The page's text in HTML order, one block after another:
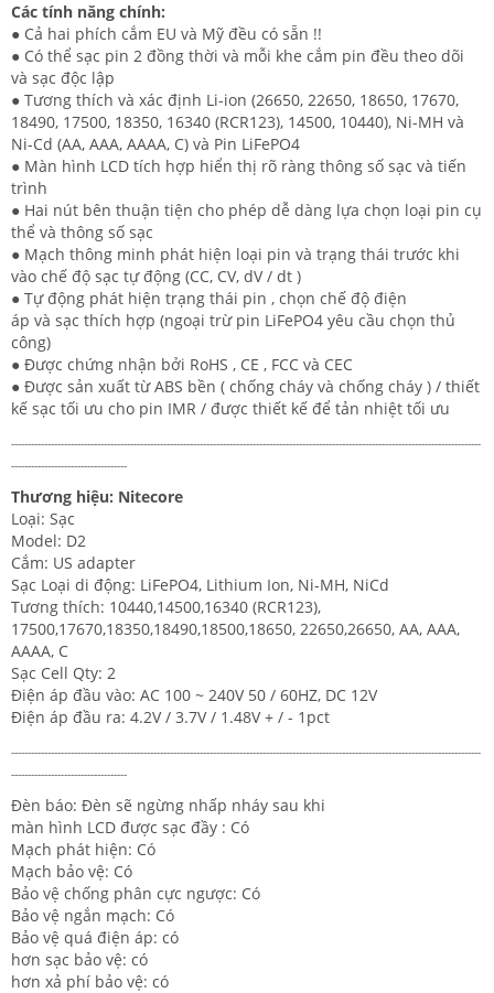
Các tính năng chính:
● Cả hai phích cắm EU và Mỹ đều có sẵn !!
● Có thể sạc pin 2 đồng thời và mỗi khe cắm pin đều theo dõi
và sạc độc lập
● Tương thích và xác định Li-ion (26650, 22650, 18650, 17670,
18490, 17500, 18350, 16340 (RCR123), 14500, 10440), Ni-MH và
Ni-Cd (AA, AAA, AAAA, C) và Pin LiFePO4
● Màn hình LCD tích hợp hiển thị rõ ràng thông số sạc và tiến
trình
● Hai nút bên thuận tiện cho phép dễ dàng lựa chọn loại pin cụ
thể và thông số sạc
● Mạch thông minh phát hiện loại pin và trạng thái trước khi
vào chế độ sạc tự động (CC, CV, dV / dt )
● Tự động phát hiện trạng thái pin , chọn chế độ điện
áp và sạc thích hợp (ngoại trừ pin LiFePO4 yêu cầu chọn thủ
công)
● Được chứng nhận bởi RoHS , CE , FCC và CEC
● Được sản xuất từ ​​ABS bền ( chống cháy và chống cháy ) / thiết
kế sạc tối ưu cho pin IMR / được thiết kế để tản nhiệt tối ưu
----------------------------------------------------------------------------------------------------------------------------------------------
-----------------------------------
Thương hiệu: Nitecore
Loại: Sạc
Model: D2
Cắm: US adapter
Sạc Loại di động: LiFePO4, Lithium Ion, Ni-MH, NiCd
Tương thích: 10440,14500,16340 (RCR123),
17500,17670,18350,18490,18500,18650, 22650,26650, AA, AAA,
AAAA, C
Sạc Cell Qty: 2
Điện áp đầu vào: AC 100 ~ 240V 50 / 60HZ, DC 12V
Điện áp đầu ra: 4.2V / 3.7V / 1.48V + / - 1pct
----------------------------------------------------------------------------------------------------------------------------------------------
-----------------------------------
Đèn báo: Đèn sẽ ngừng nhấp nháy sau khi
màn hình LCD được sạc đầy : Có
Mạch phát hiện: Có
Mạch bảo vệ: Có
Bảo vệ chống phân cực ngược: Có
Bảo vệ ngắn mạch: Có
Bảo vệ quá điện áp: có
hơn sạc bảo vệ: có
hơn xả phí bảo vệ: có